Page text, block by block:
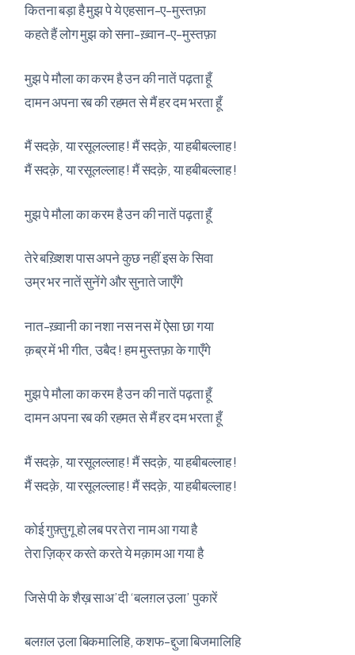
कितना बड़ा है मुझ पे ये एहसान-ए-मुस्तफ़ा
कहते हैं लोग मुझ को सना-ख़्वान-ए-मुस्तफ़ा
मुझ पे मौला का करम है उन की नातें पढ़ता हूँ
दामन अपना रब की रहमत से मैं हर दम भरता हूँ
मैं सदक़े, या रसूलल्लाह ! मैं सदक़े, या हबीबल्लाह !
मैं सदक़े, या रसूलल्लाह ! मैं सदक़े, या हबीबल्लाह !
मुझ पे मौला का करम है उन की नातें पढ़ता हूँ
तेरे बख़्शिश पास अपने कुछ नहीं इस के सिवा
उम्र भर नातें सुनेंगे और सुनाते जाएँगे
नात-ख़्वानी का नशा नस नस में ऐसा छा गया
क़ब्र में भी गीत, उबैद ! हम मुस्तफ़ा के गाएँगे
मुझ पे मौला का करम है उन की नातें पढ़ता हूँ
दामन अपना रब की रहमत से मैं हर दम भरता हूँ
मैं सदक़े, या रसूलल्लाह ! मैं सदक़े, या हबीबल्लाह !
मैं सदक़े, या रसूलल्लाह ! मैं सदक़े, या हबीबल्लाह !
कोई गुफ़्तुगू हो लब पर तेरा नाम आ गया है
तेरा ज़िक्र करते करते ये मक़ाम आ गया है
जिसे पी के शैख़ साअ’दी ‘बलग़ल उ़ला’ पुकारें
बलग़ल उ़ला बिकमालिहि, कशफ-द्दुजा बिजमालिहि